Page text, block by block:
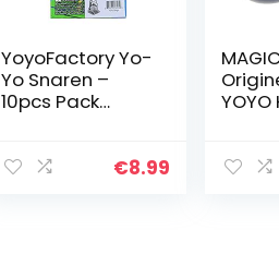
YoyoFactory Yo-
Yo Snaren –
10pcs Pack
Works With All
€8.99
YOYO